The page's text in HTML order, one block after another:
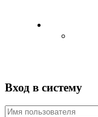
Вход в систему